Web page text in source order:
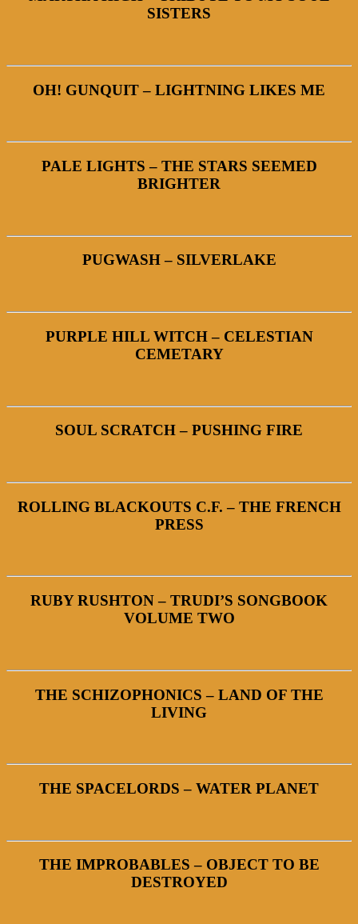
SISTERS
OH! GUNQUIT – LIGHTNING LIKES ME
PALE LIGHTS – THE STARS SEEMED
BRIGHTER
PUGWASH – SILVERLAKE
PURPLE HILL WITCH – CELESTIAN
CEMETARY
SOUL SCRATCH – PUSHING FIRE
ROLLING BLACKOUTS C.F. – THE FRENCH
PRESS
RUBY RUSHTON – TRUDI’S SONGBOOK
VOLUME TWO
THE SCHIZOPHONICS – LAND OF THE
LIVING
THE SPACELORDS – WATER PLANET
THE IMPROBABLES – OBJECT TO BE
DESTROYED